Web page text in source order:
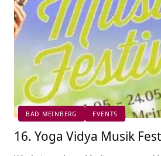
BAD MEINBERG EVENTS
16. Yoga Vidya Musik